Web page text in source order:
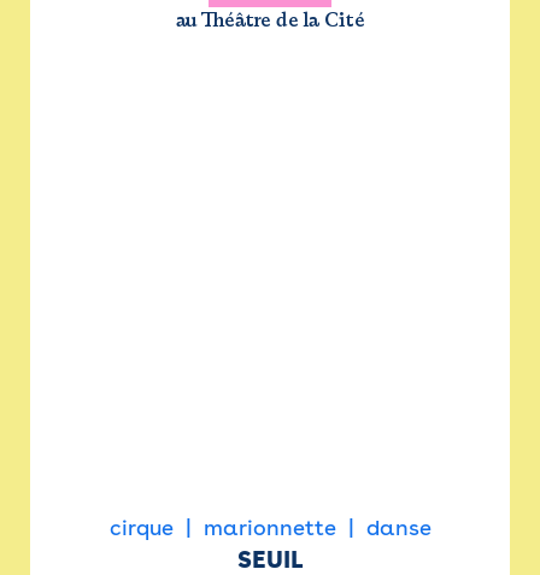
au Théâtre de la Cité
cirque marionnette danse
SEUIL